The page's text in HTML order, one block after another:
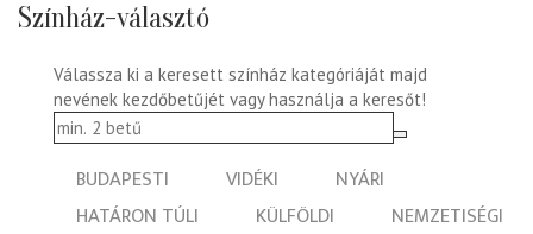
Színház-választó
Válassza ki a keresett színház kategóriáját majd
nevének kezdőbetűjét vagy használja a keresőt!
BUDAPESTI VIDÉKI
NYÁRI
HATÁRON TÚLI
KÜLFÖLDI
NEMZETISÉGI